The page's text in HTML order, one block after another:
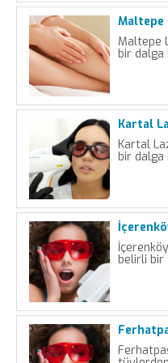
Maltepe
Maltepe
bir dalga
Kartal
Kartal
bir dalga
belirli bir